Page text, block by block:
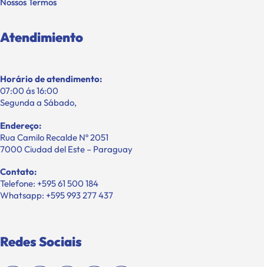
Atendimiento
Horário de atendimento:
07:00 ás 16:00
Segunda a Sábado,
Endereço:
Rua Camilo Recalde Nº 2051
7000 Ciudad del Este – Paraguay
Contato:
Telefone: +595 61 500 184
Whatsapp: +595 993 277 437
Redes Sociais